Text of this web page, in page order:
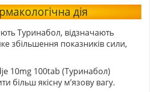
дія
Туринабол, відзначають
збільшення показників сили,
10mg 100tab (Туринабол)
більш якісну м’язову вагу.